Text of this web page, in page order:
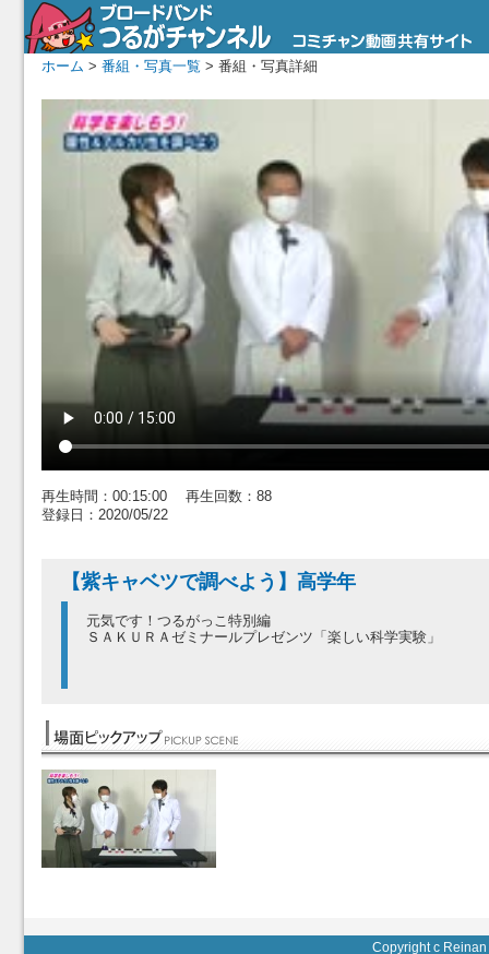
ホーム > 番組・写真一覧 > 番組・写真詳細
再生時間：00:15:00 再生回数：88
登録日：2020/05/22
【紫キャベツで調べよう】高学年
元気です！つるがっこ特別編
ＳＡＫＵＲＡゼミナールプレゼンツ「楽しい科学実験」
Copyright c